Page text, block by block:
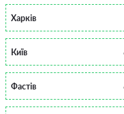
Харків
Київ
Фастів